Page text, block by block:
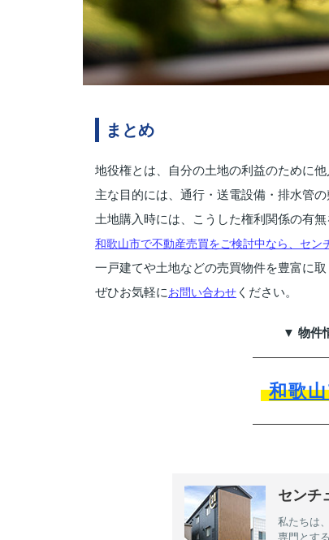
まとめ
地役権とは、自分の土地の利益のために
主な目的には、通行・送電設備・排水管
土地購入時には、こうした権利関係の有
和歌山市で不動産売買をご検討中なら、セン
一戸建てや土地などの売買物件を豊富に
ぜひお気軽にお問い合わせ ください。
▼ 物件
和歌
センチ
私たちは
専門とす